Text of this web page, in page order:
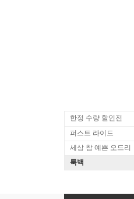
한정 수량 할인전
퍼스트 라이드
세상 참 예쁜 오드리
룩백